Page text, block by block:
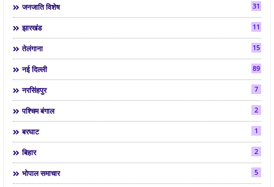
जनजाति विशेष 31
झारखंड 11
तेलंगाना 15
नई दिल्ली 89
नरसिंहपुर 7
पश्चिम बंगाल 2
बरघाट 1
बिहार 2
भोपाल समाचार 5